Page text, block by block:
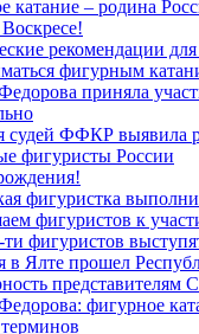
катание – родина
рекомендации
фигурным
приняла
судей ФФКР выявила
фигуристы России
фигуристка
фигуристов к
ти фигуристов
в Ялте прошел
представителям
фигурное